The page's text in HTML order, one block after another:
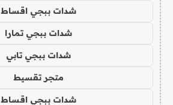
شدات ببجي اقساط
شدات ببجي تمارا
شدات ببجي تابي
متجر تقسيط
شدات ببجي اقساط